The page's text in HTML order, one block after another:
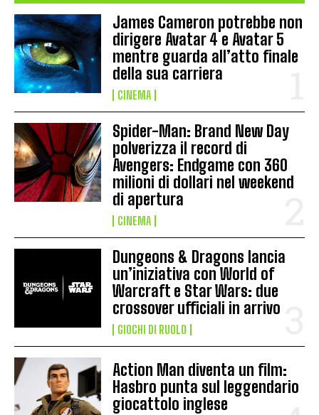
James Cameron potrebbe non
dirigere Avatar 4 e Avatar 5
mentre guarda all’atto finale
della sua carriera
CINEMA
Spider-Man: Brand New Day
polverizza il record di
Avengers: Endgame con 360
milioni di dollari nel weekend
di apertura
CINEMA
Dungeons & Dragons lancia
un’iniziativa con World of
Warcraft e Star Wars: due
crossover ufficiali in arrivo
GIOCHI DI RUOLO
Action Man diventa un film:
Hasbro punta sul leggendario
giocattolo inglese